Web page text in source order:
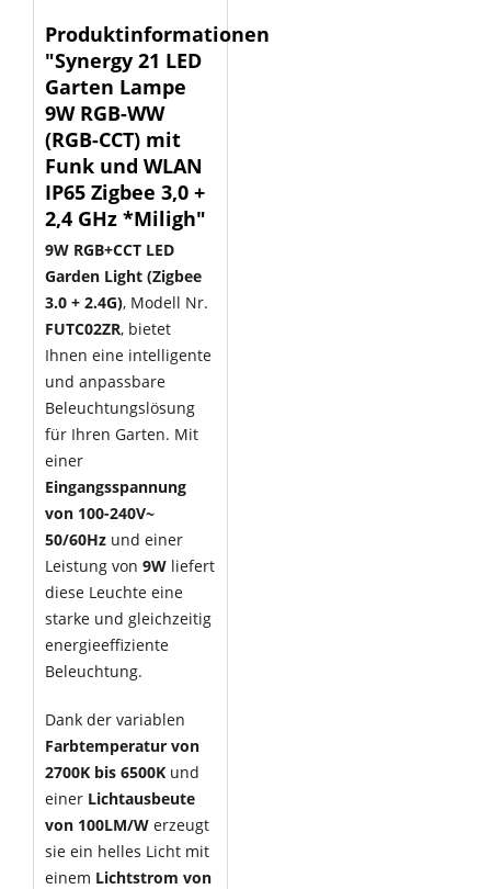
Produktinformationen
"Synergy 21 LED
Garten Lampe
9W RGB-WW
(RGB-CCT) mit
Funk und WLAN
IP65 Zigbee 3,0 +
2,4 GHz *Miligh"
9W RGB+CCT LED
Garden Light (Zigbee
3.0 + 2.4G), Modell Nr.
FUTC02ZR, bietet
Ihnen eine intelligente
und anpassbare
Beleuchtungslösung
für Ihren Garten. Mit
einer
Eingangsspannung
von 100-240V~
50/60Hz und einer
Leistung von 9W liefert
diese Leuchte eine
starke und gleichzeitig
energieeffiziente
Beleuchtung.
Dank der variablen
Farbtemperatur von
2700K bis 6500K und
einer Lichtausbeute
von 100LM/W erzeugt
sie ein helles Licht mit
einem Lichtstrom von